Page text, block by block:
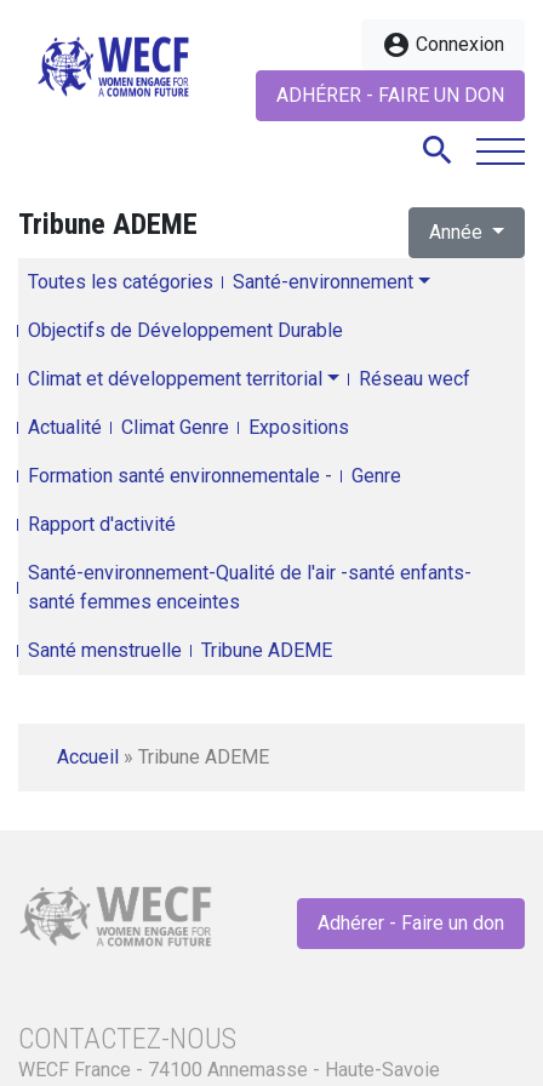
account_circle Connexion
ADHÉRER - FAIRE UN DON
search
Tribune ADEME Année
Toutes les catégories Santé-environnement
Objectifs de Développement Durable
Climat et développement territorial Réseau wecf
Actualité Climat Genre Expositions
Formation santé environnementale - Genre
Rapport d'activité
Santé-environnement-Qualité de l'air -santé enfants-
santé femmes enceintes
Santé menstruelle Tribune ADEME
Accueil » Tribune ADEME
Adhérer - Faire un don
CONTACTEZ-NOUS
WECF France - 74100 Annemasse - Haute-Savoie